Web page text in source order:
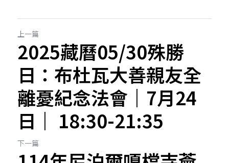
上一篇
2025藏曆05/30殊勝
日：布杜瓦大善親友全
離憂紀念法會｜7月24
日｜ 18:30-21:35
下一篇